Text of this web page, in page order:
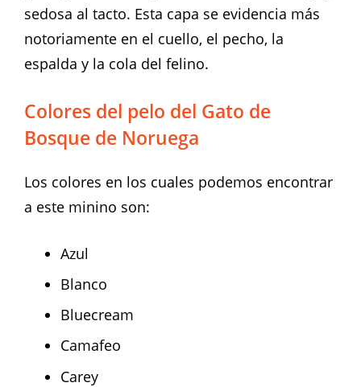
sedosa al tacto. Esta capa se evidencia más
notoriamente en el cuello, el pecho, la
espalda y la cola del felino.
Colores del pelo del Gato de
Bosque de Noruega
Los colores en los cuales podemos encontrar
a este minino son:
Azul
Blanco
Bluecream
Camafeo
Carey